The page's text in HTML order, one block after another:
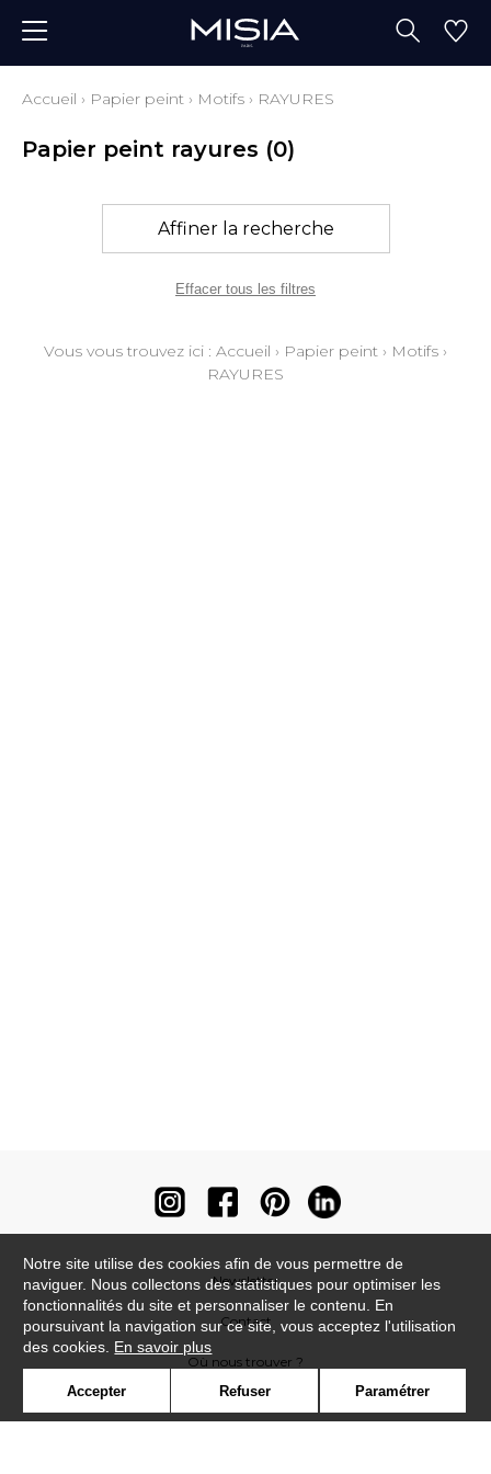
Accueil › Papier peint › Motifs › RAYURES
Papier peint rayures (0)
Affiner la recherche
Effacer tous les filtres
Vous vous trouvez ici : Accueil › Papier peint › Motifs ›
RAYURES
Newsletter
Contact
Où nous trouver ?
Notre site utilise des cookies afin de vous permettre de
naviguer. Nous collectons des statistiques pour optimiser les
fonctionnalités du site et personnaliser le contenu. En
poursuivant la navigation sur ce site, vous acceptez l'utilisation
des cookies. En savoir plus
Accepter Refuser Paramétrer